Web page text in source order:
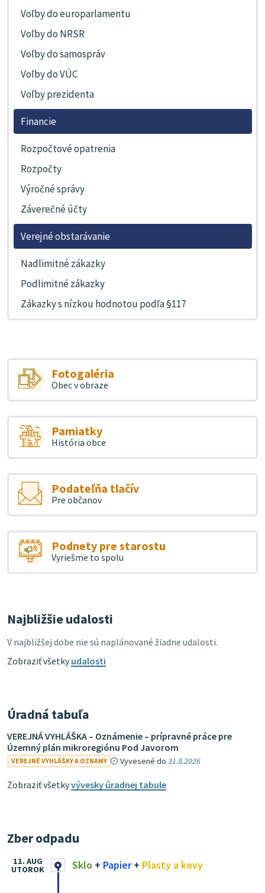
Voľby do europarlamentu
Voľby do NRSR
Voľby do samospráv
Voľby do VÚC
Voľby prezidenta
Financie
Rozpočtové opatrenia
Rozpočty
Výročné správy
Záverečné účty
Verejné obstarávanie
Nadlimitné zákazky
Podlimitné zákazky
Zákazky s nízkou hodnotou podľa §117
Fotogaléria
Obec v obraze
Pamiatky
História obce
Podateľňa tlačív
Pre občanov
Podnety pre starostu
Vyriešme to spolu
Najbližšie udalosti
V najbližšej dobe nie sú naplánované žiadne udalosti.
Zobraziť všetkyudalosti
Úradná tabuľa
VEREJNÁ VYHLÁŠKA – Oznámenie – prípravné práce pre
Územný plán mikroregiónu Pod Javorom
VEREJNÉ VYHLÁŠKY A OZNAMY Vyvesené do31.8.2026
Zobraziť všetkyvývesky úradnej tabule
Zber odpadu
Sklo + Papier+ Plasty a kovy
11. AUG
UTOROK